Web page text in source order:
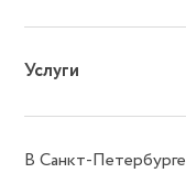
Услуги
В Санкт-Петербурге